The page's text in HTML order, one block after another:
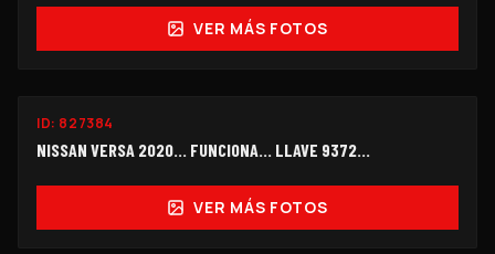
VER MÁS FOTOS
ID: 827384
NISSAN VERSA 2020... FUNCIONA… LLAVE 9372...
VER MÁS FOTOS